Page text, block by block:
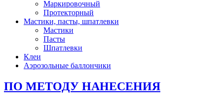
Маркировочный
Протекторный
Мастики, пасты, шпатлевки
Мастики
Пасты
Шпатлевки
Клеи
Аэрозольные баллончики
ПО МЕТОДУ НАНЕСЕНИЯ